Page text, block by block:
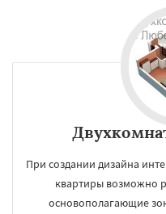
При создании дизайна
квартиры возможно
основополагающие